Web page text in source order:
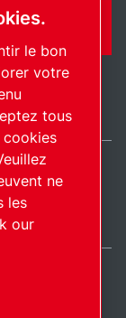
le bon
votre
tous
cookies
ne
les
our